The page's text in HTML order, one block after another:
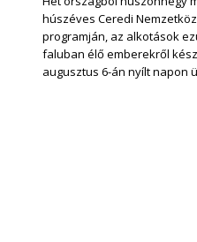
húszéves Ceredi
programján, az alkotások
faluban élő emberekről
augusztus 6-án nyílt napon